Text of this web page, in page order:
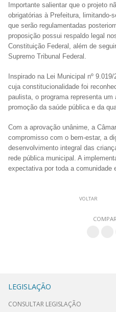
Importante salientar que o projeto
obrigatórias à Prefeitura, limitando-
que serão regulamentadas
proposição possui respaldo legal
Constituição Federal, além de
Supremo Tribunal Federal.
Inspirado na Lei Municipal nº
cuja constitucionalidade foi
paulista, o programa representa um
promoção da saúde pública e da
Com a aprovação unânime, a
compromisso com o bem-estar, a
desenvolvimento integral das
rede pública municipal. A
expectativa por toda a comunidade
VOLTAR
LEGISLAÇÃO
CONSULTAR LEGISLAÇÃO